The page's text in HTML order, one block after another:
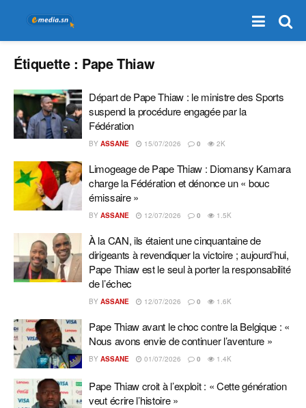
Étiquette : Pape Thiaw
Départ de Pape Thiaw : le ministre des Sports
suspend la procédure engagée par la
Fédération
BY ASSANE 15/07/2026 0 2K
Limogeage de Pape Thiaw : Diomansy Kamara
charge la Fédération et dénonce un « bouc
émissaire »
BY ASSANE 12/07/2026 0 1.5K
À la CAN, ils étaient une cinquantaine de
dirigeants à revendiquer la victoire ; aujourd’hui,
Pape Thiaw est le seul à porter la responsabilité
de l’échec
BY ASSANE 12/07/2026 0 1.6K
Pape Thiaw avant le choc contre la Belgique : «
Nous avons envie de continuer l’aventure »
BY ASSANE 01/07/2026 0 1.4K
Pape Thiaw croit à l’exploit : « Cette génération
veut écrire l’histoire »